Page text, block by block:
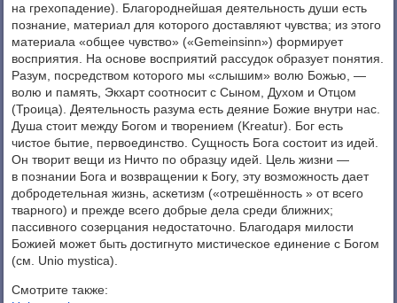
на грехопадение). Благороднейшая деятельность души есть
познание, материал для которого доставляют чувства; из этого
материала «общее чувство» («Gemeinsinn») формирует
восприятия. На основе восприятий рассудок образует понятия.
Разум, посредством которого мы «слышим» волю Божью, —
волю и память, Экхарт соотносит с Сыном, Духом и Отцом
(Троица). Деятельность разума есть деяние Божие внутри нас.
Душа стоит между Богом и творением (Kreatur). Бог есть
чистое бытие, первоединство. Сущность Бога состоит из идей.
Он творит вещи из Ничто по образцу идей. Цель жизни —
в познании Бога и возвращении к Богу, эту возможность дает
добродетельная жизнь, аскетизм («отрешённость » от всего
тварного) и прежде всего добрые дела среди ближних;
пассивного созерцания недостаточно. Благодаря милости
Божией может быть достигнуто мистическое единение с Богом
(см. Unio mystica).
Смотрите также: